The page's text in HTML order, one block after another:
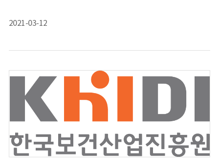
2021-03-12